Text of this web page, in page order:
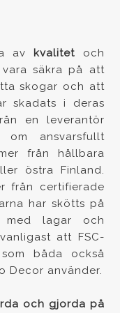
av kvalitet och
vara säkra på att
skogar och att
skadats i deras
en leverantör
ansvarsfullt
från hållbara
östra Finland.
från certifierade
har skötts på
lagar och
att FSC-
båda också
Decor använder.
och gjorda på